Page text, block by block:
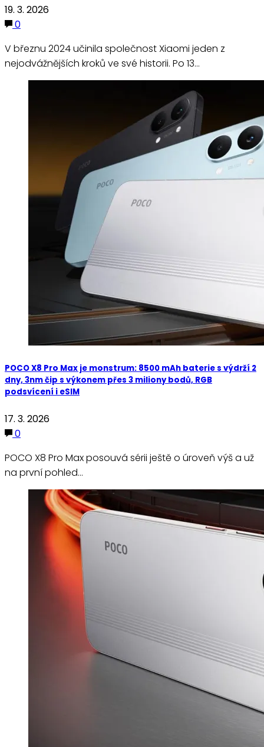
19. 3. 2026
0
V březnu 2024 učinila společnost Xiaomi jeden z
nejodvážnějších kroků ve své historii. Po 13…
POCO X8 Pro Max je monstrum: 8500 mAh baterie s výdrží 2
dny, 3nm čip s výkonem přes 3 miliony bodů, RGB
podsvícení i eSIM
17. 3. 2026
0
POCO X8 Pro Max posouvá sérii ještě o úroveň výš a už
na první pohled…